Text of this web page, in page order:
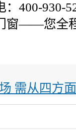
400-930-
窗——您全
需从四方